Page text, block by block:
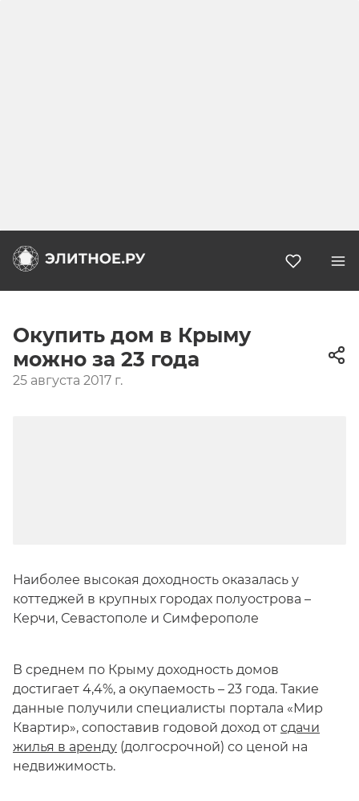
Окупить дом в Крыму
можно за 23 года
25 августа 2017 г.
Наиболее высокая доходность оказалась у
коттеджей в крупных городах полуострова –
Керчи, Севастополе и Симферополе
В среднем по Крыму доходность домов
достигает 4,4%, а окупаемость – 23 года. Такие
данные получили специалисты портала «Мир
Квартир», сопоставив годовой доход от сдачи
жилья в аренду (долгосрочной) со ценой на
недвижимость.